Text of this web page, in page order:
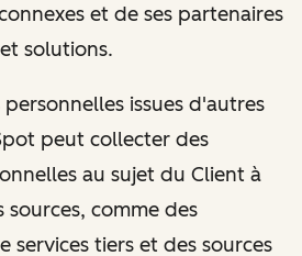
et de ses partenaires
solutions.
personnelles issues d'autres
peut collecter des
au sujet du Client à
comme des
services tiers et des sources